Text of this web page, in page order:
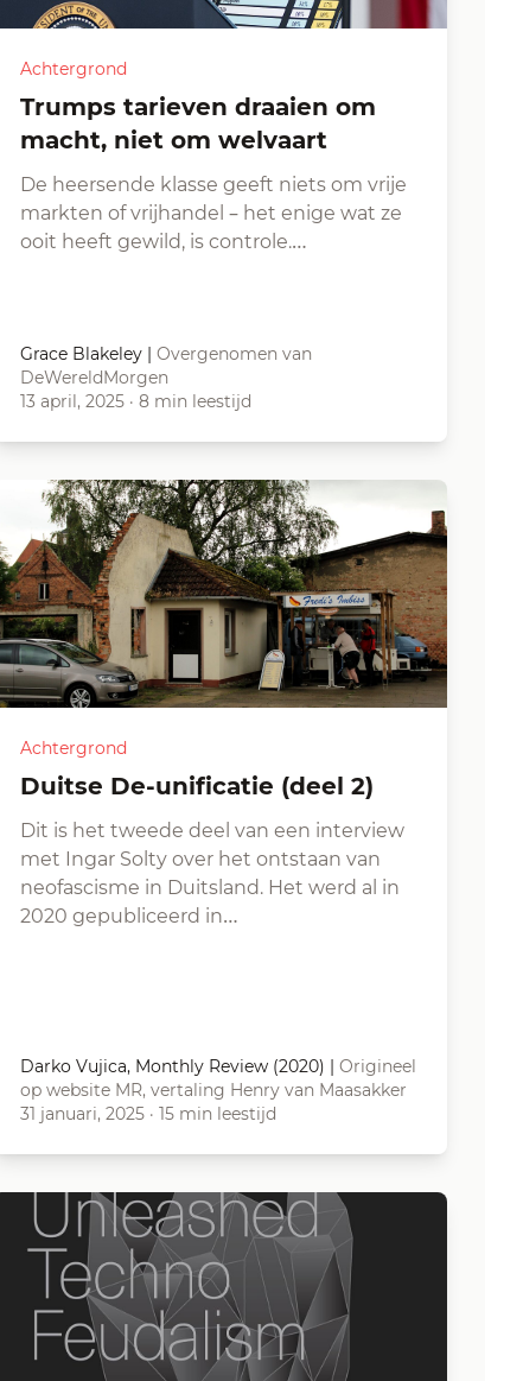
Achtergrond
Trumps tarieven draaien om
macht, niet om welvaart
De heersende klasse geeft niets om vrije
markten of vrijhandel – het enige wat ze
ooit heeft gewild, is controle.…
Grace Blakeley | Overgenomen van
DeWereldMorgen
13 april, 2025 · 8 min leestijd
Achtergrond
Duitse De-unificatie (deel 2)
Dit is het tweede deel van een interview
met Ingar Solty over het ontstaan van
neofascisme in Duitsland. Het werd al in
2020 gepubliceerd in…
Darko Vujica, Monthly Review (2020) | Origineel
op website MR, vertaling Henry van Maasakker
31 januari, 2025 · 15 min leestijd